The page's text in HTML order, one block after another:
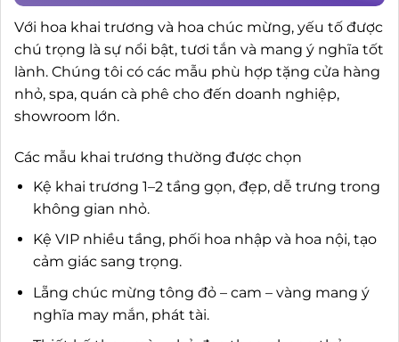
Với hoa khai trương và hoa chúc mừng, yếu tố được
chú trọng là sự nổi bật, tươi tắn và mang ý nghĩa tốt
lành. Chúng tôi có các mẫu phù hợp tặng cửa hàng
nhỏ, spa, quán cà phê cho đến doanh nghiệp,
showroom lớn.
Các mẫu khai trương thường được chọn
Kệ khai trương 1–2 tầng gọn, đẹp, dễ trưng trong
không gian nhỏ.
Kệ VIP nhiều tầng, phối hoa nhập và hoa nội, tạo
cảm giác sang trọng.
Lẵng chúc mừng tông đỏ – cam – vàng mang ý
nghĩa may mắn, phát tài.